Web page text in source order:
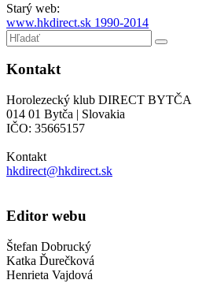
Starý web:
www.hkdirect.sk 1990-2014
Kontakt
Horolezecký klub DIRECT BYTČA
014 01 Bytča | Slovakia
IČO: 35665157
Kontakt
hkdirect@hkdirect.sk
Editor webu
Štefan Dobrucký
Katka Ďurečková
Henrieta Vajdová